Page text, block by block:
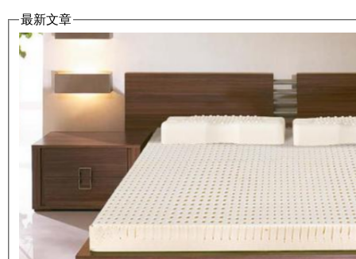
最新文章